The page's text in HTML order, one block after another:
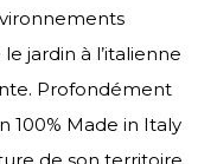
jardin à l’italienne
Profondément
100% Made in Italy